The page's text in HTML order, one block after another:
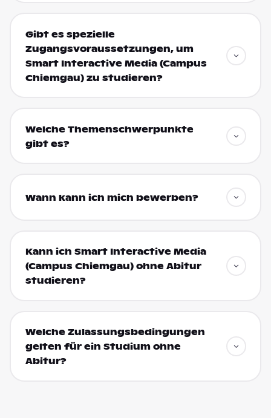
Gibt es spezielle
Zugangsvoraussetzungen, um
Smart Interactive Media (Campus
Chiemgau) zu studieren?
Welche Themenschwerpunkte
gibt es?
Wann kann ich mich bewerben?
Kann ich Smart Interactive Media
(Campus Chiemgau) ohne Abitur
studieren?
Welche Zulassungsbedingungen
gelten für ein Studium ohne
Abitur?